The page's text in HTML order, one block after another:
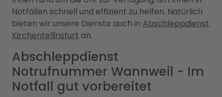
Notfällen schnell und effizient zu helfen. Natürlich
bieten wir unsere Dienste auch in Abschleppdienst
Kirchentellinsfurt an.
Abschleppdienst
Notrufnummer Wannweil - Im
Notfall gut vorbereitet